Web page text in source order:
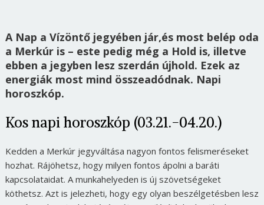
A Nap a Vízöntő jegyében jár,és most belép oda
a Merkúr is – este pedig még a Hold is, illetve
ebben a jegyben lesz szerdán újhold. Ezek az
energiák most mind összeadódnak. Napi
horoszkóp.
Kos napi horoszkóp (03.21.-04.20.)
Kedden a Merkúr jegyváltása nagyon fontos felismeréseket
hozhat. Rájöhetsz, hogy milyen fontos ápolni a baráti
kapcsolataidat. A munkahelyeden is új szövetségeket
köthetsz. Azt is jelezheti, hogy egy olyan beszélgetésben lesz